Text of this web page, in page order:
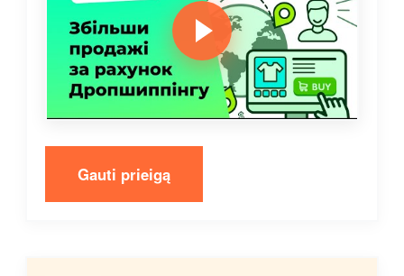
Gauti prieigą